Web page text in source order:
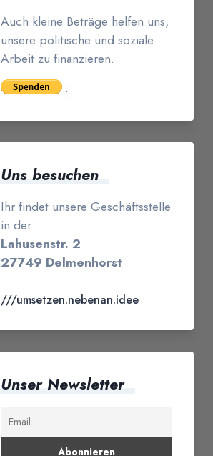
Auch kleine Beträge helfen uns,
unsere politische und soziale
Arbeit zu finanzieren.
Uns besuchen
Ihr findet unsere Geschäftsstelle
in der
Lahusenstr. 2
27749 Delmenhorst
///umsetzen.nebenan.idee
Unser Newsletter